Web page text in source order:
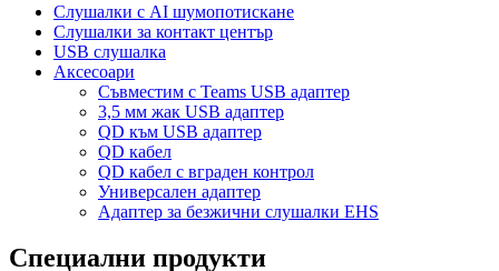
Слушалки с AI шумопотискане
Слушалки за контакт център
USB слушалка
Аксесоари
Съвместим с Teams USB адаптер
3,5 мм жак USB адаптер
QD към USB адаптер
QD кабел
QD кабел с вграден контрол
Универсален адаптер
Адаптер за безжични слушалки EHS
Специални продукти